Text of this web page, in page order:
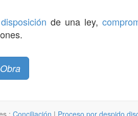
disposición de una ley,
Obra
: Conciliación | Proceso por despido